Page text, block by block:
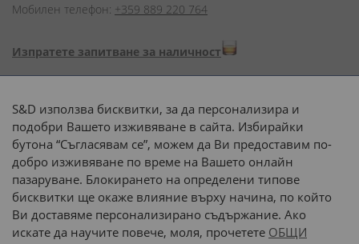
Мобилен телефон: +359 889 220 764
Изпратете запитване за наличност
Начини на плащане:
Доставка до адрес с:
или
наш транспорт
S&D използва бисквитки, за да персонализира и
подобри Вашето изживяване в сайта. Избирайки
бутона “Съгласявам се”, можем да Ви предоставим по-
добро изживяване по време на Вашето онлайн
пазаруване. Блокирането на определени типове
бисквитки ще окаже влияние върху начина, по който
Ви доставяме персонализирано съдържание. Ако
искате да научите повече, моля, прочетете ОБЩИ